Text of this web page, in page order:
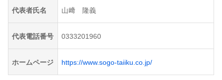
代表者氏名 山﨑 隆義
代表電話番号 0333201960
ホームページ https://www.sogo-taiiku.co.jp/